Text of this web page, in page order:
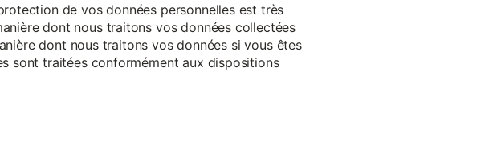
de vos données personnelles est très
dont nous traitons vos données collectées
dont nous traitons vos données si vous êtes
sont traitées conformément aux dispositions